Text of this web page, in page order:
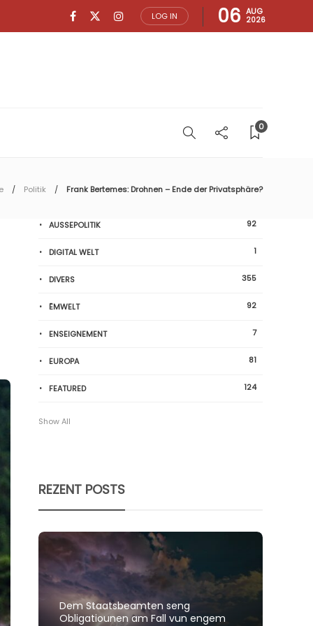
LOG IN 06 AUG
2026
0
Politik Frank Bertemes: Drohnen – Ende der Privatsphäre?
AUSSEPOLITIK 92
DIGITAL WELT 1
DIVERS 355
ËMWELT 92
ENSEIGNEMENT 7
EUROPA 81
FEATURED 124
Show All
REZENT POSTS
Dem Staatsbeamten seng
Obligatiounen am Fall vun engem